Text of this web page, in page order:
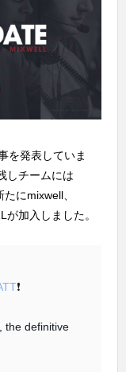
を発表していま
しチームには
にmixwell、
加入しました。
❗
the definitive